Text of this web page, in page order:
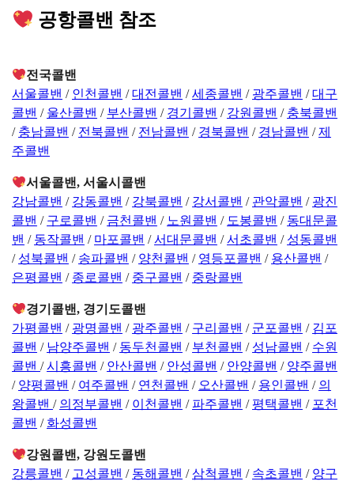
공항콜밴 참조
전국콜밴
서울콜밴 / 인천콜밴 /대전콜밴 /세종콜밴 / 광주콜밴 /대구
콜밴 / 울산콜밴 / 부산콜밴 / 경기콜밴 / 강원콜밴 / 충북콜밴
/ 충남콜밴 / 전북콜밴 / 전남콜밴 / 경북콜밴 / 경남콜밴 /제
주콜밴
서울콜밴, 서울시콜밴
강남콜밴 / 강동콜밴 / 강북콜밴 / 강서콜밴 / 관악콜밴 / 광진
콜밴 / 구로콜밴 / 금천콜밴 / 노원콜밴 / 도봉콜밴 / 동대문콜
밴 / 동작콜밴 / 마포콜밴 /서대문콜밴 /서초콜밴 / 성동콜밴
/ 성북콜밴 / 송파콜밴 / 양천콜밴 / 영등포콜밴 / 용산콜밴 /
은평콜밴 / 종로콜밴 / 중구콜밴 / 중랑콜밴
경기콜밴, 경기도콜밴
가평콜밴 / 광명콜밴 / 광주콜밴 / 구리콜밴 / 군포콜밴 / 김포
콜밴 / 남양주콜밴 / 동두천콜밴 / 부천콜밴 / 성남콜밴 / 수원
콜밴/시흥콜밴 / 안산콜밴 / 안성콜밴 / 안양콜밴 / 양주콜밴
/ 양평콜밴 / 여주콜밴 / 연천콜밴 / 오산콜밴 / 용인콜밴 / 의
왕콜밴/ 의정부콜밴 / 이천콜밴 / 파주콜밴 /평택콜밴 / 포천
콜밴 / 화성콜밴
강원콜밴, 강원도콜밴
강릉콜밴 / 고성콜밴 / 동해콜밴 /삼척콜밴 / 속초콜밴 / 양구